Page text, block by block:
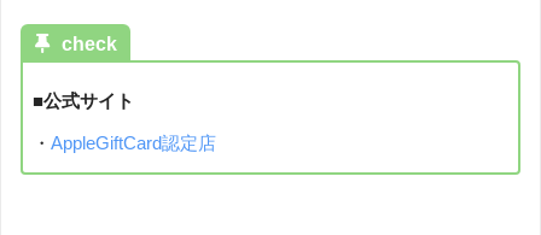
check
■公式サイト
・ AppleGiftCard認定店